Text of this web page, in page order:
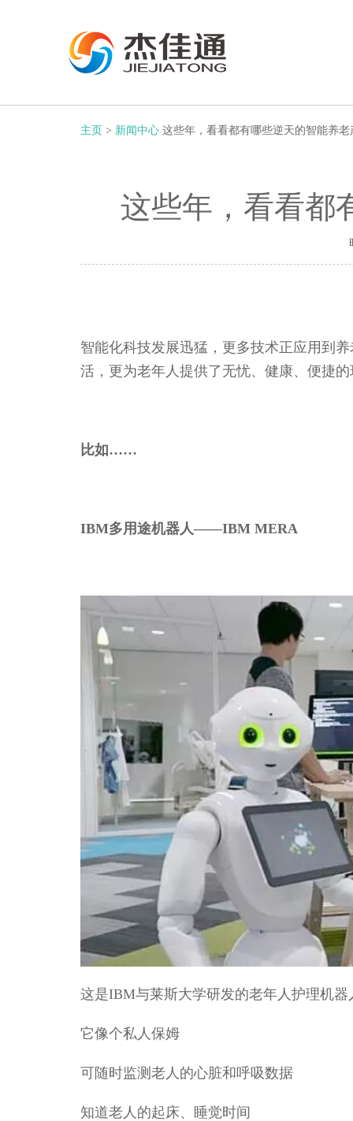
主页 > 新闻中心 这些年，看看都有哪些逆天的智能养老
这些年，看看都
智能化科技发展迅猛，更多技术正应用到
活，更为老年人提供了无忧、健康、便捷
比如……
IBM多用途机器人——IBM MERA
这是IBM与莱斯大学研发的老年人护理机器
它像个私人保姆
可随时监测老人的心脏和呼吸数据
知道老人的起床、睡觉时间